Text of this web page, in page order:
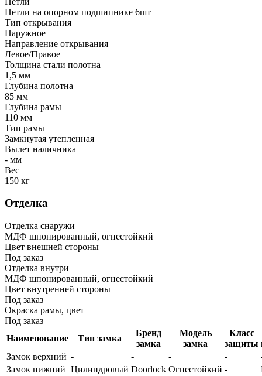
Петли на опорном подшипнике 6шт
Тип открывания
Наружное
Направление открывания
Левое/Правое
Толщина стали полотна
1,5 мм
Глубина полотна
85 мм
Глубина рамы
110 мм
Тип рамы
Замкнутая утепленная
Вылет наличника
- мм
Вес
150 кг
Отделка
Отделка снаружи
МДФ шпонированный, огнестойкий
Цвет внешней стороны
Под заказ
Отделка внутри
МДФ шпонированный, огнестойкий
Цвет внутренней стороны
Под заказ
Окраска рамы, цвет
Под заказ
Наименование
Тип замка
Бренд
замка
Модель
замка
Класс
защиты
Замок верхний - - - -
Замок нижний Цилиндровый Doorlock Огнестойкий -